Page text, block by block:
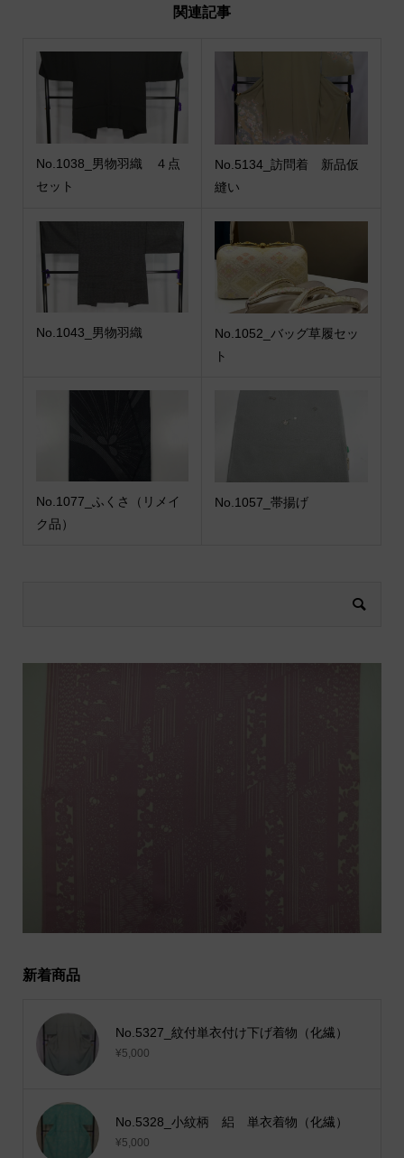
関連記事
No.1038_男物羽織 ４点
セット
No.5134_訪問着 新品仮
縫い
No.1043_男物羽織
No.1052_バッグ草履セッ
ト
No.1077_ふくさ（リメイ
ク品）
No.1057_帯揚げ
新着商品
No.5327_紋付単衣付け下げ着物（化繊）
¥5,000
No.5328_小紋柄 絽 単衣着物（化繊）
¥5,000